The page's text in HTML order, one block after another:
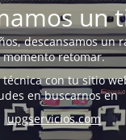
un
descansamos un
momento retomar.
con tu sitio
en buscarnos en
upgservicios.com